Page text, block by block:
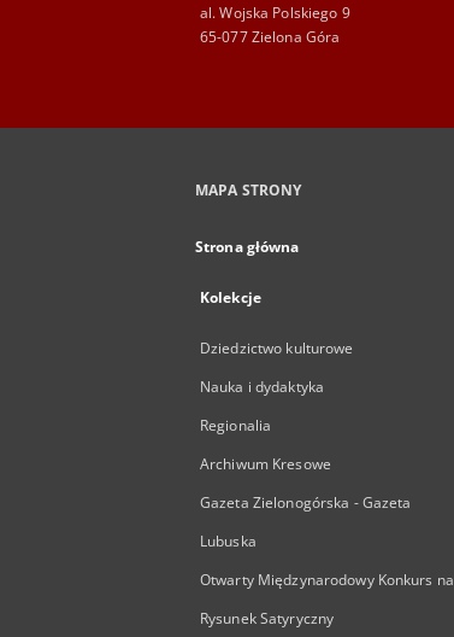
al. Wojska Polskiego 9
65-077 Zielona Góra
MAPA STRONY
Strona główna
Kolekcje
Dziedzictwo kulturowe
Nauka i dydaktyka
Regionalia
Archiwum Kresowe
Gazeta Zielonogórska - Gazeta
Lubuska
Otwarty Międzynarodowy Konkurs na
Rysunek Satyryczny